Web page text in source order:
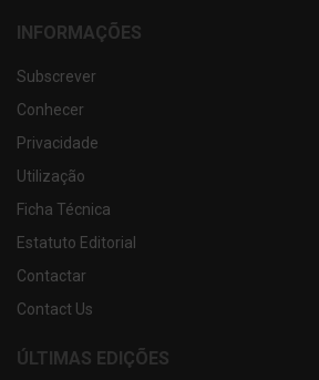
INFORMAÇÕES
Subscrever
Conhecer
Privacidade
Utilização
Ficha Técnica
Estatuto Editorial
Contactar
Contact Us
ÚLTIMAS EDIÇÕES